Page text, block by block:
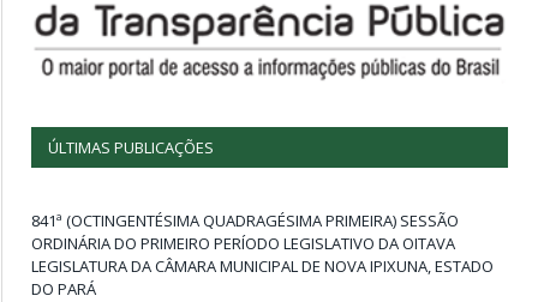
ÚLTIMAS PUBLICAÇÕES
841ª (OCTINGENTÉSIMA QUADRAGÉSIMA PRIMEIRA) SESSÃO
ORDINÁRIA DO PRIMEIRO PERÍODO LEGISLATIVO DA OITAVA
LEGISLATURA DA CÂMARA MUNICIPAL DE NOVA IPIXUNA, ESTADO
DO PARÁ